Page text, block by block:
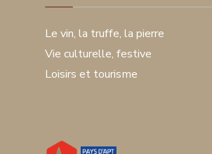
Le vin, la truffe, la pierre
Vie culturelle, festive
Loisirs et tourisme